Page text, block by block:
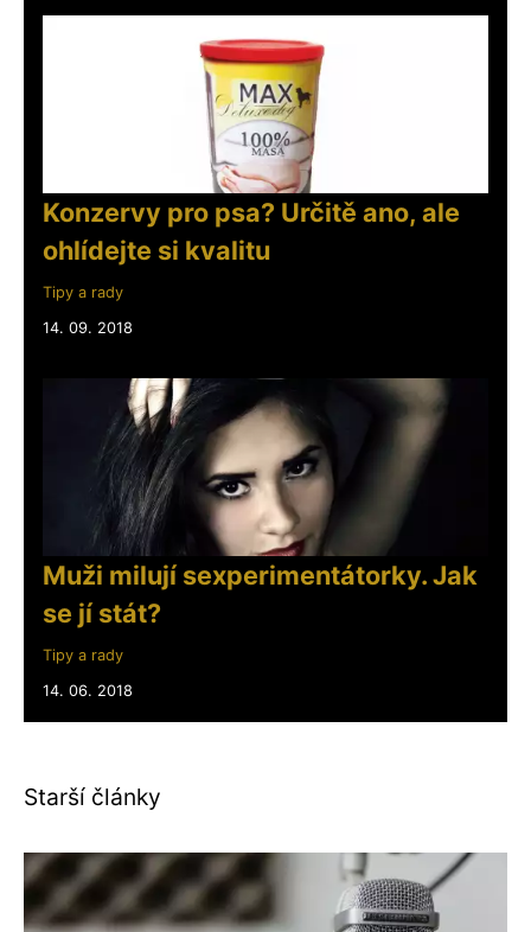
Konzervy pro psa? Určitě ano, ale
ohlídejte si kvalitu
Tipy a rady
14. 09. 2018
Muži milují sexperimentátorky. Jak
se jí stát?
Tipy a rady
14. 06. 2018
Starší články